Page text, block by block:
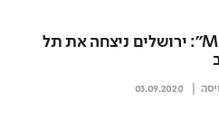
"MKR": ירושלים ניצחה את תל
03.09.2020